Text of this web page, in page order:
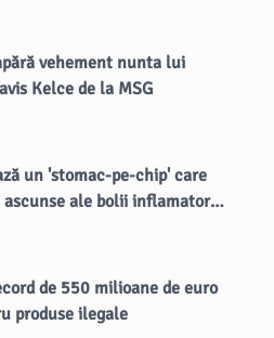
vehement nunta lui
Kelce de la MSG
un 'stomac-pe-chip' care
ascunse ale bolii inflamatorii
de 550 milioane de euro
produse ilegale